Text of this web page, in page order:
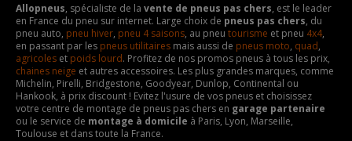
Allopneus, spécialiste de la vente de pneus pas chers, est le leader
en France du pneu sur internet. Large choix de pneus pas chers, du
pneu auto, pneu hiver, pneu 4 saisons, au pneu tourisme et pneu 4x4,
en passant par les pneus utilitaires mais aussi de pneus moto, quad,
agricoles et poids lourd. Profitez de nos promos pneus à tous les prix,
chaines neige et autres accessoires. Les plus grandes marques, comme
Michelin, Pirelli, Bridgestone, Goodyear, Dunlop, Continental ou
Hankook, à prix discount ! Evitez l'usure de vos pneus et choisissez
votre centre de montage de pneus pas chers en garage partenaire
ou le service de montage à domicile à Paris, Lyon, Marseille,
Toulouse et dans toute la France.